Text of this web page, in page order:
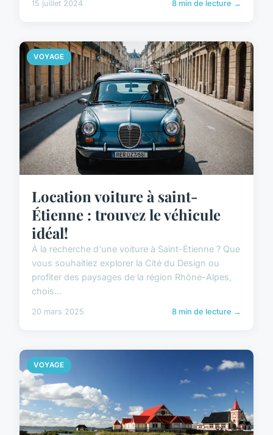
15 juillet 2024 8 min de lecture →
VOYAGE
Location voiture à saint-
Étienne : trouvez le véhicule
idéal!
À la recherche d'une voiture à Saint-Étienne ? Que
vous souhaitiez explorer la Cité du Design ou
profiter des paysages de la région Rhône-Alpes,
chois...
20 mars 2025 8 min de lecture →
VOYAGE